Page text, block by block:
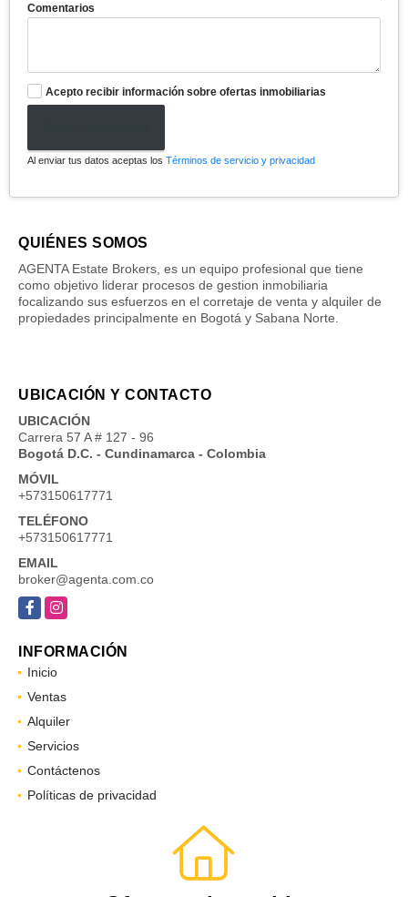
Comentarios
Acepto recibir información sobre ofertas inmobiliarias
Al enviar tus datos aceptas los Términos de servicio y privacidad
QUIÉNES SOMOS
AGENTA Estate Brokers, es un equipo profesional que tiene
como objetivo liderar procesos de gestion inmobiliaria
focalizando sus esfuerzos en el corretaje de venta y alquiler de
propiedades principalmente en Bogotá y Sabana Norte.
UBICACIÓN Y CONTACTO
UBICACIÓN
Carrera 57 A # 127 - 96
Bogotá D.C. - Cundinamarca - Colombia
MÓVIL
+573150617771
TELÉFONO
+573150617771
EMAIL
broker@agenta.com.co
FacebookInstagram
INFORMACIÓN
Inicio
Ventas
Alquiler
Servicios
Contáctenos
Políticas de privacidad